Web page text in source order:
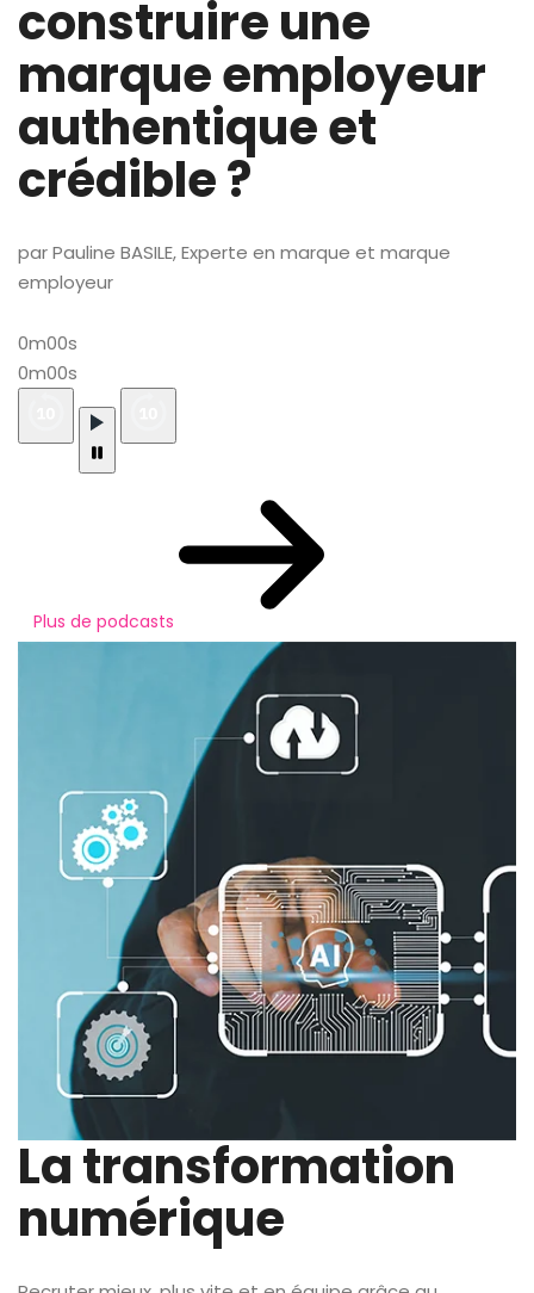
construire une
marque employeur
authentique et
crédible ?
par Pauline BASILE, Experte en marque et marque
employeur
0m00s
0m00s
Plus de podcasts
La transformation
numérique